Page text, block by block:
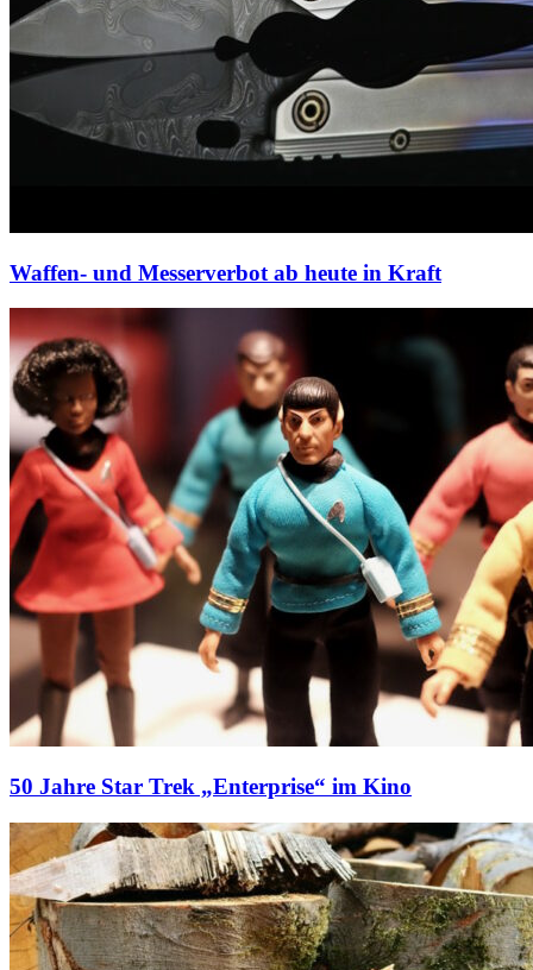
Waffen- und Messerverbot ab heute in Kraft
50 Jahre Star Trek „Enterprise“ im Kino